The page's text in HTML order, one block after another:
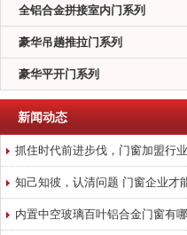
全铝合金拼接室内门系列
豪华吊趟推拉门系列
豪华平开门系列
新闻动态
抓住时代前进步伐，门窗加盟行业
知己知彼，认清问题 门窗企业才
内置中空玻璃百叶铝合金门窗有哪